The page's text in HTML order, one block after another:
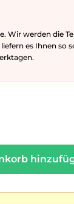
Wir werden die
es Ihnen so